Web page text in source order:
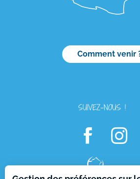
Comment venir
SUIVEZ-NOUS !